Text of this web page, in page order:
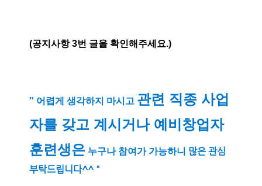
(공지사항 3번 글을 확인해주세요.)
" 어렵게 생각하지 마시고 관련 직종 사업
자를 갖고 계시거나 예비창업자
훈련생은 누구나 참여가 가능하니 많은 관심
부탁드립니다^^ "